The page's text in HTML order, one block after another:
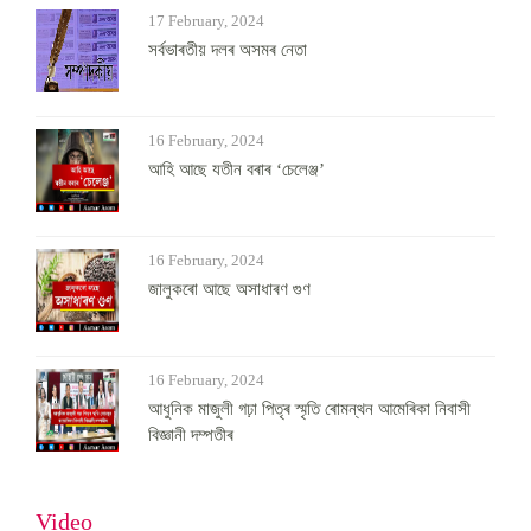
17 February, 2024
সৰ্বভাৰতীয় দলৰ অসমৰ নেতা
16 February, 2024
আহি আছে যতীন বৰাৰ ‘চেলেঞ্জ’
16 February, 2024
জালুকৰো আছে অসাধাৰণ গুণ
16 February, 2024
আধুনিক মাজুলী গঢ়া পিতৃৰ স্মৃতি ৰোমন্থন আমেৰিকা নিবাসী
বিজ্ঞানী দম্পতীৰ
Video